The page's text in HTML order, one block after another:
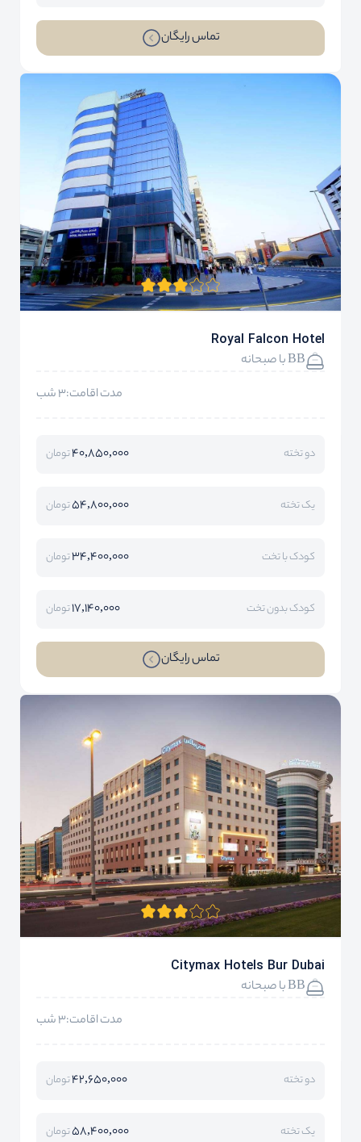
تماس رایگان
Royal Falcon Hotel
BB با صبحانه
مدت اقامت:3 شب
دو تخته 40,850,000تومان
یک تخته 54,800,000تومان
کودک با تخت 34,400,000تومان
کودک بدون تخت 17,140,000تومان
تماس رایگان
Citymax Hotels Bur Dubai
BB با صبحانه
مدت اقامت:3 شب
دو تخته 42,650,000تومان
یک تخته 58,400,000تومان